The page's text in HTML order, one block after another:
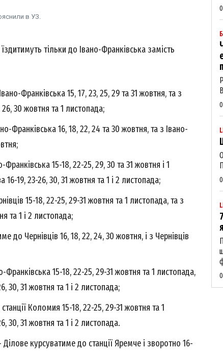
Company
About
Contact us
My account
в УЗ.
тільки до Івано-Франківська замість
Франківська 15, 17, 23, 25, 29 та 31 жовтня, та з
30 жовтня та 1 листопада;
Франківська 16, 18, 22, 24 та 30 жовтня, та з Івано-
15-18, 22-25, 29, 30 та 31 жовтня і 1
19, 23-26, 30, 31 жовтня та 1 і 2 листопада;
15-18, 22-25, 29-31 жовтня та 1 листопада, та з
та 1 і 2 листопада;
Чернівців 16, 18, 22, 24, 30 жовтня, і з Чернівців
15-18, 22-25, 29-31 жовтня та 1 листопада,
30, 31 жовтня та 1 і 2 листопада;
Коломия 15-18, 22-25, 29-31 жовтня та 1
30, 31 жовтня та 1 і 2 листопада.
курсуватиме до станції Яремче і зворотно 16-